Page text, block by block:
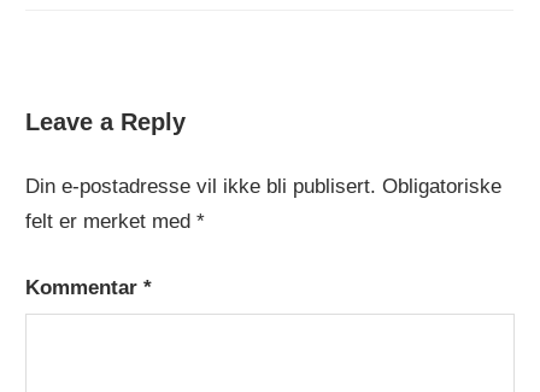
GRATISOPPSKRIFT
Leave a Reply
Din e-postadresse vil ikke bli publisert. Obligatoriske
felt er merket med*
Kommentar*